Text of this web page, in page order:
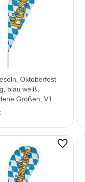
Oktoberfest
blau weiß,
Größen, V1